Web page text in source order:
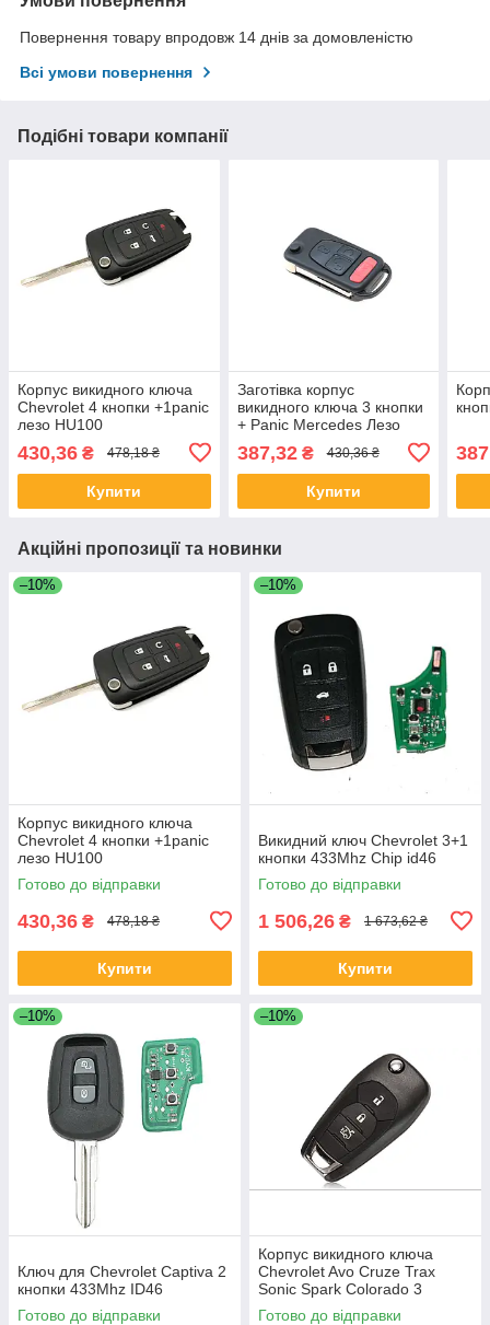
Повернення товару впродовж 14 днів за домовленістю
Всі умови повернення
Подібні товари компанії
Корпус викидного ключа
Chevrolet 4 кнопки +1panic
лезо HU100
430,36 ₴ 478,18 ₴
Купити
Заготівка корпус
викидного ключа 3 кнопки
+ Panic Mercedes Лезо
387,32₴ 430,36 ₴
Купити
Акційні пропозиції та новинки
–10%
Корпус викидного ключа
Chevrolet 4 кнопки +1panic
лезо HU100
Готово до відправки
430,36 ₴ 478,18 ₴
Купити
–10%
Викидний ключ Chevrolet 3+1
кнопки 433Mhz Chip id46
Готово до відправки
1 506,26 ₴ 1 673,62 ₴
Купити
–10%
Ключ для Chevrolet Captiva 2
кнопки 433Mhz ID46
Готово до відправки
–10%
Корпус викидного ключа
Chevrolet Avo Cruze Trax
Sonic Spark Colorado 3
кнопки
Готово до відправки